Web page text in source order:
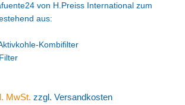
von H.Preiss International zum
aus:
Kombifilter
MwSt. zzgl. Versandkosten